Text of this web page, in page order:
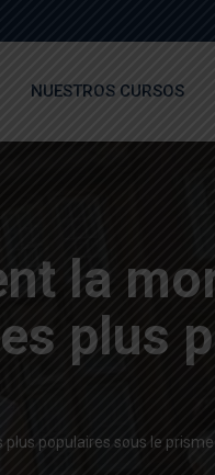
NUESTROS CURSOS
la
plus
populaires sous le prisme